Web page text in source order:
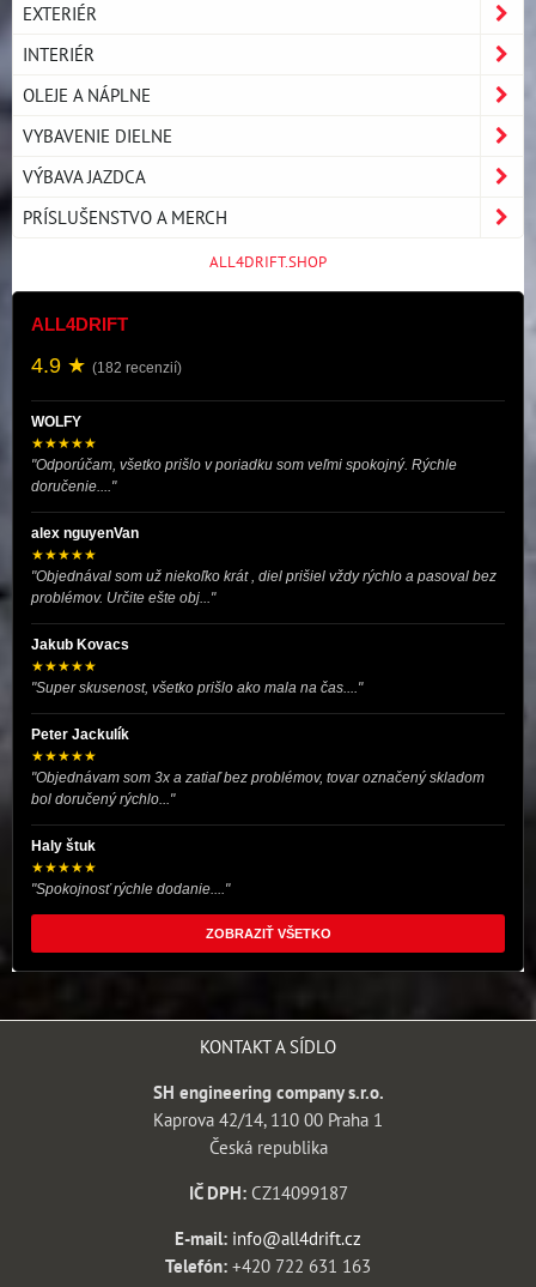
EXTERIÉR
INTERIÉR
OLEJE A NÁPLNE
VYBAVENIE DIELNE
VÝBAVA JAZDCA
PRÍSLUŠENSTVO A MERCH
ALL4DRIFT.SHOP
ALL4DRIFT
4.9 ★ (182 recenzií)
WOLFY
★★★★★
"Odporúčam, všetko prišlo v poriadku som veľmi spokojný. Rýchle
doručenie...."
alex nguyenVan
★★★★★
"Objednával som už niekoľko krát , diel prišiel vždy rýchlo a pasoval bez
problémov. Určite ešte obj..."
Jakub Kovacs
★★★★★
"Super skusenost, všetko prišlo ako mala na čas...."
Peter Jackulík
★★★★★
"Objednávam som 3x a zatiaľ bez problémov, tovar označený skladom
bol doručený rýchlo..."
Haly štuk
★★★★★
"Spokojnosť rýchle dodanie...."
ZOBRAZIŤ VŠETKO
KONTAKT A SÍDLO
SH engineering company s.r.o.
Kaprova 42/14, 110 00 Praha 1
Česká republika
IČ DPH:CZ14099187
E-mail: info@all4drift.cz
Telefón: +420 722 631 163